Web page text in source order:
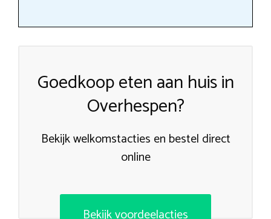
Goedkoop eten aan huis in
Overhespen?
Bekijk welkomstacties en bestel direct
online